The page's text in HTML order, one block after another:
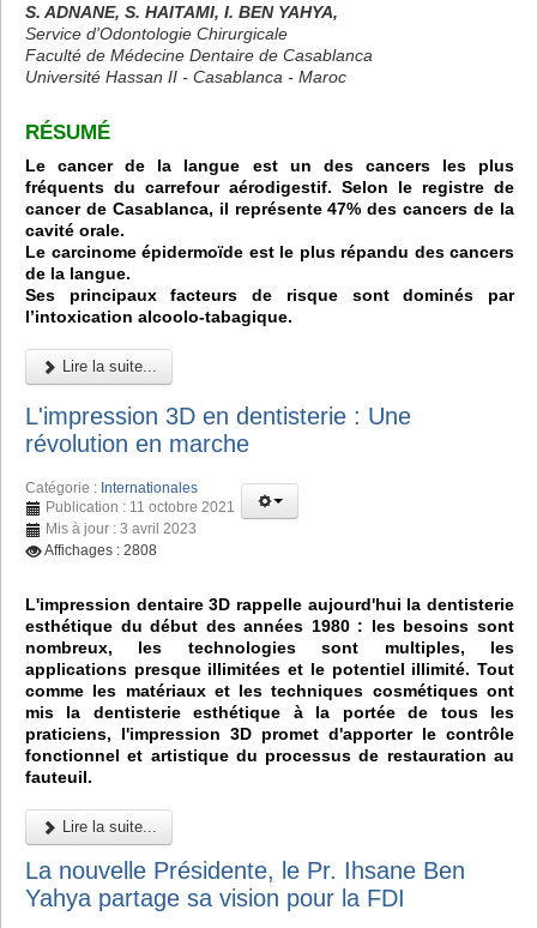
S. ADNANE, S. HAITAMI, I. BEN YAHYA,
Service d'Odontologie Chirurgicale
Faculté de Médecine Dentaire de Casablanca
Université Hassan II - Casablanca - Maroc
RÉSUMÉ
Le cancer de la langue est un des cancers les plus
fréquents du carrefour aérodigestif. Selon le registre de
cancer de Casablanca, il représente 47% des cancers de la
cavité orale.
Le carcinome épidermoïde est le plus répandu des cancers
de la langue.
Ses principaux facteurs de risque sont dominés par
l’intoxication alcoolo-tabagique.
Lire la suite...
L'impression 3D en dentisterie : Une
révolution en marche
Catégorie : Internationales
Publication : 11 octobre 2021
Mis à jour : 3 avril 2023
Affichages : 2808
L'impression dentaire 3D rappelle aujourd'hui la dentisterie
esthétique du début des années 1980 : les besoins sont
nombreux, les technologies sont multiples, les
applications presque illimitées et le potentiel illimité. Tout
comme les matériaux et les techniques cosmétiques ont
mis la dentisterie esthétique à la portée de tous les
praticiens, l'impression 3D promet d'apporter le contrôle
fonctionnel et artistique du processus de restauration au
fauteuil.
Lire la suite...
La nouvelle Présidente, le Pr. Ihsane Ben
Yahya partage sa vision pour la FDI